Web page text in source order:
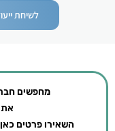
לשיחת
מחפשים
השאירו פרטים